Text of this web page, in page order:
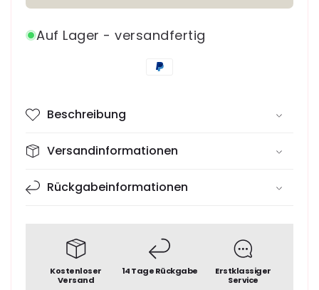
Auf Lager - versandfertig
Beschreibung
Versandinformationen
Rückgabeinformationen
Kostenloser
Versand
14 Tage Rückgabe
Erstklassiger
Service